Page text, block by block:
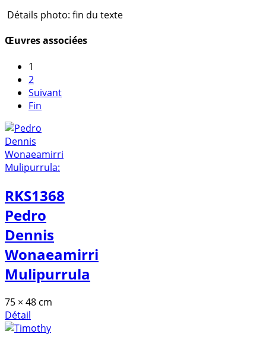
Détails photo: fin du texte
Œuvres associées
1
2
Suivant
Fin
RKS1368
Pedro
Dennis
Wonaeamirri
Mulipurrula
75 × 48 cm
Détail